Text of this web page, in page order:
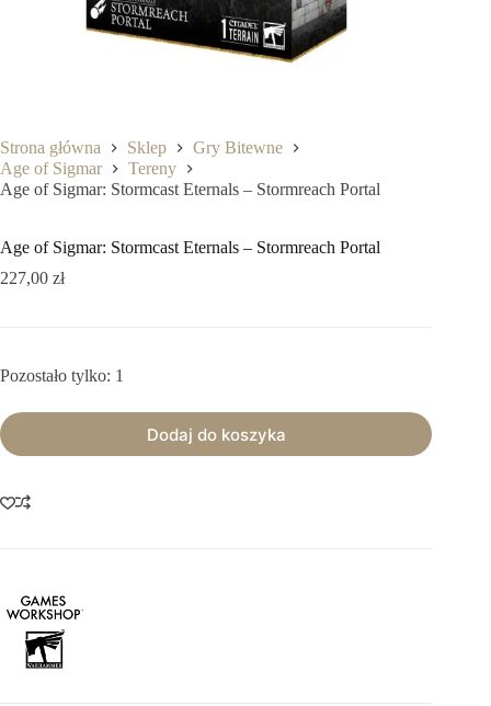
Strona główna Sklep
Gry Bitewne
Age of Sigmar
Tereny
Age of Sigmar: Stormcast Eternals – Stormreach Portal
Age of Sigmar: Stormcast Eternals – Stormreach Portal
227,00 zł
Pozostało tylko: 1
Dodaj do koszyka